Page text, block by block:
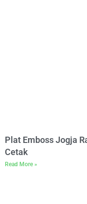
Plat Emboss Jogja
Cetak
Read More »